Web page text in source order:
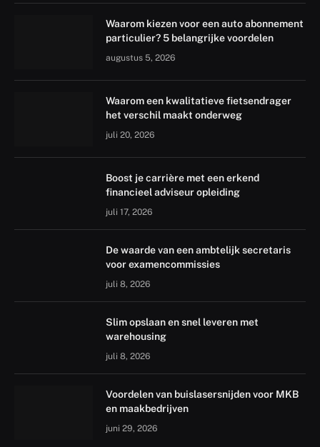
Waarom kiezen voor een auto abonnement
particulier? 5 belangrijke voordelen
augustus 5, 2026
Waarom een kwalitatieve fietsendrager
het verschil maakt onderweg
juli 20, 2026
Boost je carrière met een erkend
financieel adviseur opleiding
juli 17, 2026
De waarde van een ambtelijk secretaris
voor examencommissies
juli 8, 2026
Slim opslaan en snel leveren met
warehousing
juli 8, 2026
Voordelen van buislasersnijden voor MKB
en maakbedrijven
juni 29, 2026